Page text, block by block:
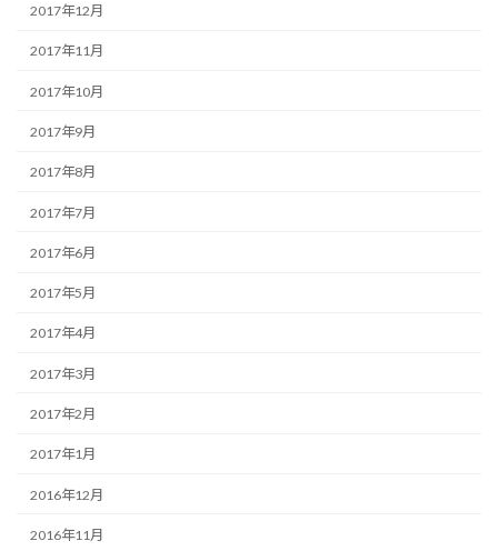
2017年12月
2017年11月
2017年10月
2017年9月
2017年8月
2017年7月
2017年6月
2017年5月
2017年4月
2017年3月
2017年2月
2017年1月
2016年12月
2016年11月